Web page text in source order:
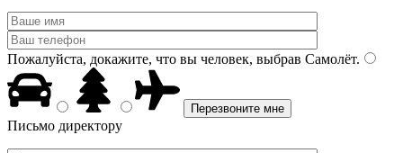
Пожалуйста, докажите, что вы человек, выбрав Самолёт.
Письмо директору